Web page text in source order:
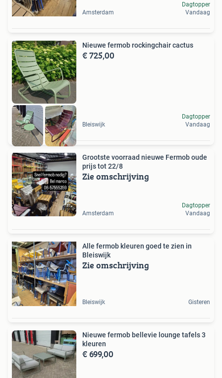
Amsterdam
Dagtopper
Vandaag
Nieuwe fermob rockingchair cactus
€ 725,00
Bleiswijk
Dagtopper
Vandaag
Grootste voorraad nieuwe Fermob oude
prijs tot 22/8
Zie omschrijving
Amsterdam
Dagtopper
Vandaag
Alle fermob kleuren goed te zien in
Bleiswijk
Zie omschrijving
Bleiswijk Gisteren
Nieuwe fermob bellevie lounge tafels 3
kleuren
€ 699,00